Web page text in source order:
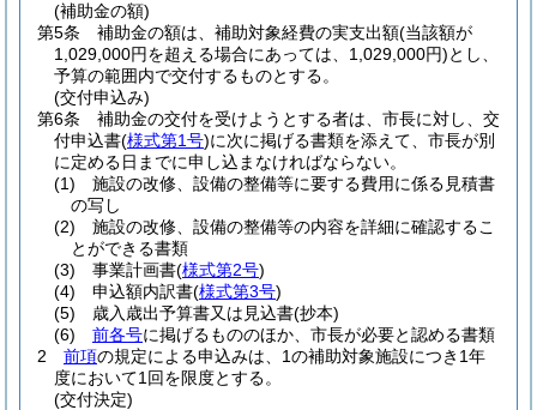
(補助金の額)
第5条
補助金の額は、補助対象経費の実支出額(当該額が
1,029,000円を超える場合にあっては、1,029,000円)とし、
予算の範囲内で交付するものとする。
(交付申込み)
第6条
補助金の交付を受けようとする者は、市長に対し、交
付申込書(様式第1号)に次に掲げる書類を添えて、市長が別
に定める日までに申し込まなければならない。
(1)
施設の改修、設備の整備等に要する費用に係る見積書
の写し
(2)
施設の改修、設備の整備等の内容を詳細に確認するこ
とができる書類
(3)
事業計画書(様式第2号)
(4)
申込額内訳書(様式第3号)
(5)
歳入歳出予算書又は見込書(抄本)
(6)
前各号に掲げるもののほか、市長が必要と認める書類
2
前項の規定による申込みは、1の補助対象施設につき1年
度において1回を限度とする。
(交付決定)